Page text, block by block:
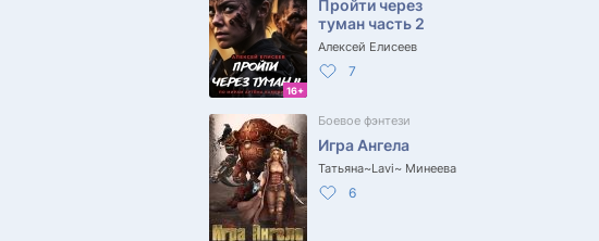
16+
Пройти через
туман часть 2
Алексей Елисеев
7
Боевое фэнтези
Игра Ангела
Татьяна~Lavi~ Минеева
6